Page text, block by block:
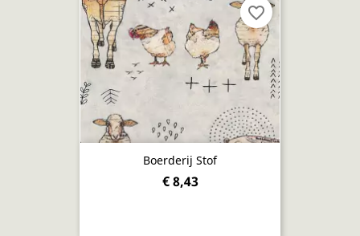
Boerderij Stof
€ 8,43
favorite_border